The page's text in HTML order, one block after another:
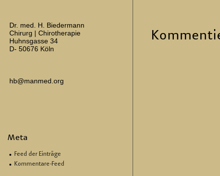
Dr. med. H. Biedermann
Chirurg | Chirotherapie
Huhnsgasse 34
D- 50676 Köln
hb@manmed.org
Meta
Feed der Einträge
Kommentare-Feed